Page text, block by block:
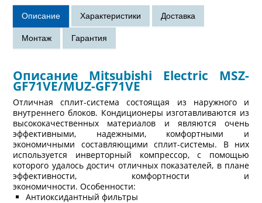
Описание Mitsubishi Electric MSZ-
GF71VE/MUZ-GF71VE
Отличная сплит-система состоящая из наружного и
внутреннего блоков. Кондиционеры изготавливаются из
высококачественных материалов и являются очень
эффективными, надежными, комфортными и
экономичными составляющими сплит-системы. В них
используется инверторный компрессор, с помощью
которого удалось достич отличных показателей, в плане
эффективности, комфортности и
экономичности. Особенности:
Антиоксидантный фильтры